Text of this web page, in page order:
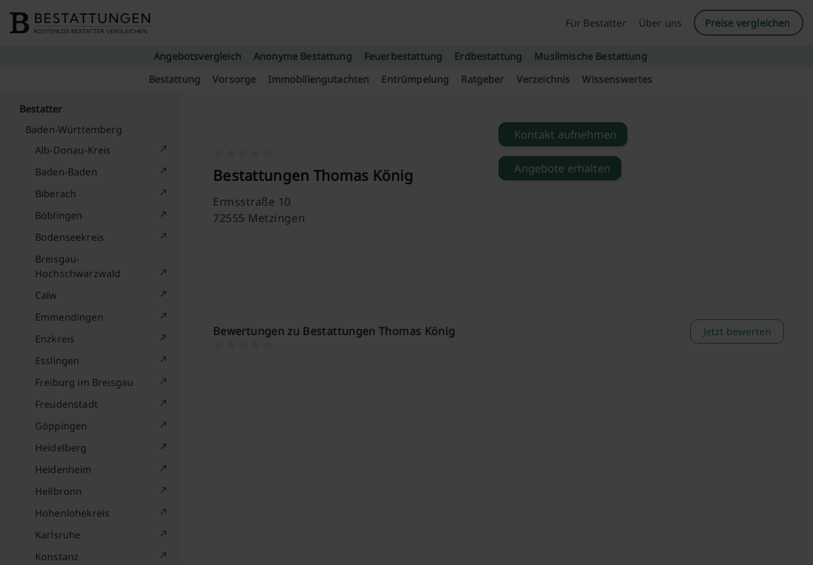
Für Bestatter
Über uns Preise vergleichen
Angebotsvergleich Anonyme Bestattung Feuerbestattung Erdbestattung
Muslimische Bestattung
Bestattung
Vorsorge Immobiliengutachten Entrümpelung Ratgeber Verzeichnis Wissenswertes
Bestatter
Baden-Württemberg
Alb-Donau-Kreis
Baden-Baden
Biberach
Böblingen
Bodenseekreis
Breisgau-
Hochschwarzwald
Calw
Emmendingen
Enzkreis
Esslingen
Freiburg im Breisgau
Freudenstadt
Göppingen
Heidelberg
Heidenheim
Heilbronn
Hohenlohekreis
Karlsruhe
Konstanz
Bestattungen Thomas König
Ermsstraße 10
72555 Metzingen
Kontakt aufnehmen
Angebote erhalten
Bewertungen zu Bestattungen Thomas König Jetzt bewerten